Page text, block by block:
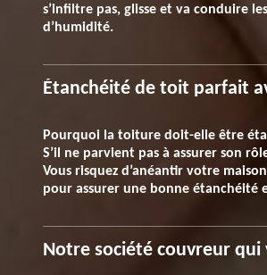
s’infiltre pas, glisse et va conduire
d’humidité.
Étanchéité de toit parfait
Pourquoi la toiture doit-elle être
S’il ne parvient pas à assurer son
Vous risquez d’anéantir votre
pour assurer une bonne étanchéité
Notre société couvreur qui